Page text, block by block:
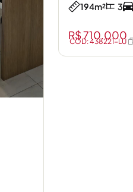
194m² 3
R$ 710.000
CÓD: 438221-LU